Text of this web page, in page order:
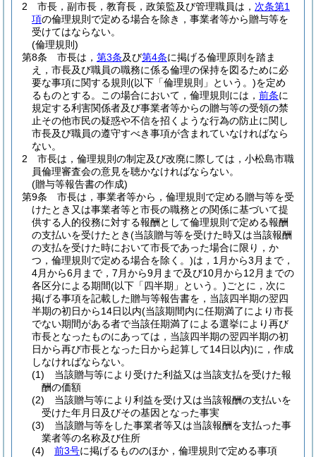
2
市長，副市長，教育長，政策監及び管理職員は， 次条第1
項の倫理規則で定める場合を除き，事業者等から贈与等を
受けてはならない。
(倫理規則)
第8条
市長は， 第3条及び第4条に掲げる倫理原則を踏ま
え，市長及び職員の職務に係る倫理の保持を図るために必
要な事項に関する規則 (以下「倫理規則」という。)を定め
るものとする。
この場合において，倫理規則には， 前条に
規定する利害関係者及び事業者等からの贈与等の受領の禁
止その他市民の疑惑や不信を招くような行為の防止に関し
市長及び職員の遵守すべき事項が含まれていなければなら
ない。
2
市長は，倫理規則の制定及び改廃に際しては，小松島市職
員倫理審査会の意見を聴かなければならない。
(贈与等報告書の作成)
第9条
市長は，事業者等から，倫理規則で定める贈与等を受
けたとき又は事業者等と市長の職務との関係に基づいて提
供する人的役務に対する報酬として倫理規則で定める報酬
の支払いを受けたとき(当該贈与等を受けた時又は当該報酬
の支払を受けた時において市長であった場合に限り，か
つ，倫理規則で定める場合を除く。)は，1月から3月まで，
4月から6月まで，7月から9月まで及び10月から12月までの
各区分による期間(以下「四半期」という。)ごとに，次に
掲げる事項を記載した贈与等報告書を，当該四半期の翌四
半期の初日から14日以内(当該期間内に任期満了により市長
でない期間がある者で当該任期満了による選挙により再び
市長となったものにあっては，当該四半期の翌四半期の初
日から再び市長となった日から起算して14日以内)に，作成
しなければならない。
(1)
当該贈与等により受けた利益又は当該支払を受けた報
酬の価額
(2)
当該贈与等により利益を受け又は当該報酬の支払いを
受けた年月日及びその基因となった事実
(3)
当該贈与等をした事業者等又は当該報酬を支払った事
業者等の名称及び住所
(4)
前3号に掲げるもののほか，倫理規則で定める事項